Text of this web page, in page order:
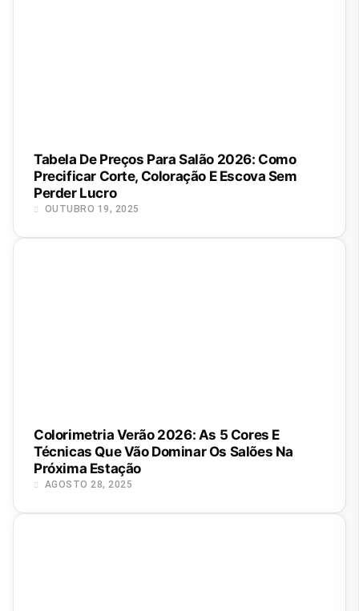
Tabela De Preços Para Salão 2026: Como
Precificar Corte, Coloração E Escova Sem
Perder Lucro
OUTUBRO 19, 2025
Colorimetria Verão 2026: As 5 Cores E
Técnicas Que Vão Dominar Os Salões Na
Próxima Estação
AGOSTO 28, 2025